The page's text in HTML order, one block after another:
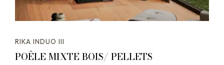
RIKA INDUO III
POÊLE MIXTE BOIS/ PELLETS